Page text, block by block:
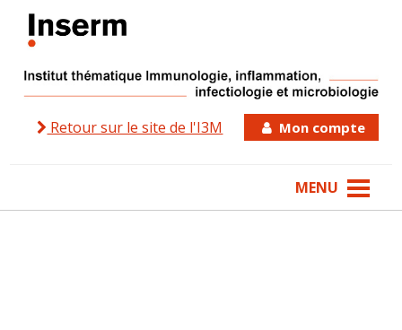
Retour sur le site de l'I3M Mon compte
MENU